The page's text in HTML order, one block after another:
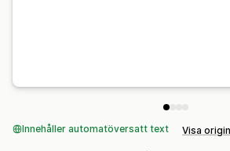
Innehåller automatöversatt text Visa